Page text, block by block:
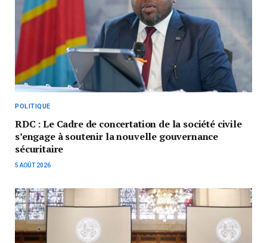
POLITIQUE
RDC : Le Cadre de concertation de la société civile
s’engage à soutenir la nouvelle gouvernance
sécuritaire
5 AOÛT 2026